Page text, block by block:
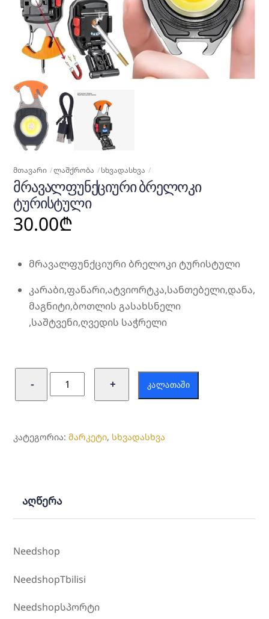
ᲛᲗᲐᲕᲐᲠᲘ ᲚᲐᲨᲥᲠᲝᲑᲐ ᲡᲮᲕᲐᲓᲐᲡᲮᲕᲐ
ᲛᲠᲐᲕᲐᲚᲤᲣᲜᲥᲪᲘᲣᲠᲘ ᲑᲠᲔᲚᲝᲙᲘ
ᲢᲣᲠᲘᲡᲢᲣᲚᲘ
30.00₾
მრავალფუნქციური ბრელოკი ტურისტული
კარაბი,ფანარი,ატვიორტკა,სანთებელი,დანა,
მაგნიტი,ბოთლის გასახსნელი
,საშტვენი,ღვედის საჭრელი
−
რაოდენობა:
მრავალფუნქციური
+ ᲙᲐᲚᲐᲗᲐᲨᲘ
ᲙᲐᲢᲔᲒᲝᲠᲘᲐ:მარკეტი, სხვადასხვა
აღწერა
Needshop
NeedshopTbilisi
Needshopსპორტი